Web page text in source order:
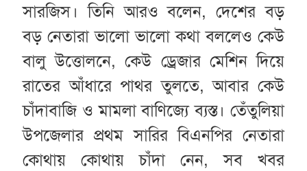
সারজিস। তিনি আরও বলেন, দেশের বড়
বড় নেতারা ভালো ভালো কথা বললেও কেউ
বালু উত্তোলনে, কেউ ড্রেজার মেশিন দিয়ে
রাতের আঁধারে পাথর তুলতে, আবার কেউ
চাঁদাবাজি ও মামলা বাণিজ্যে ব্যস্ত। তেঁতুলিয়া
উপজেলার প্রথম সারির বিএনপির নেতারা
কোথায় কোথায় চাঁদা নেন, সব খবর